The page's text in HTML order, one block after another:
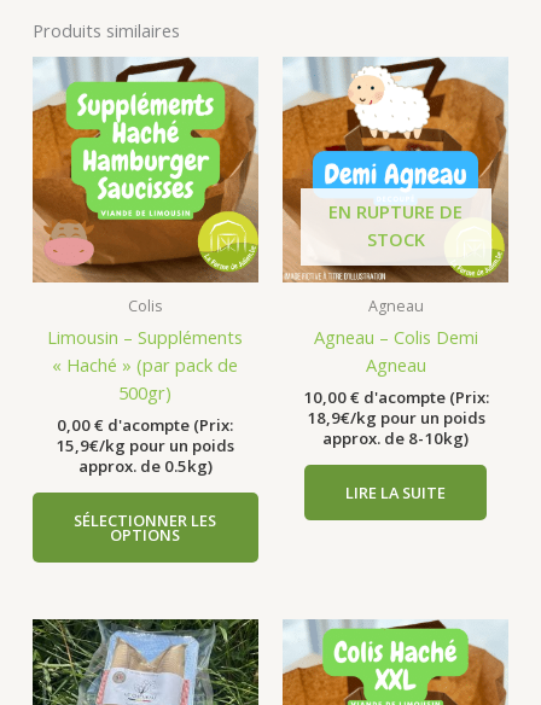
Produits similaires
Colis
Limousin – Suppléments
« Haché » (par pack de
500gr)
0,00€ d'acompte (Prix:
15,9€/kg pour un poids
approx. de 0.5kg)
SÉLECTIONNER LES
OPTIONS
EN RUPTURE DE
STOCK
Agneau
Agneau – Colis Demi
Agneau
10,00€ d'acompte (Prix:
18,9€/kg pour un poids
approx. de 8-10kg)
LIRE LA SUITE